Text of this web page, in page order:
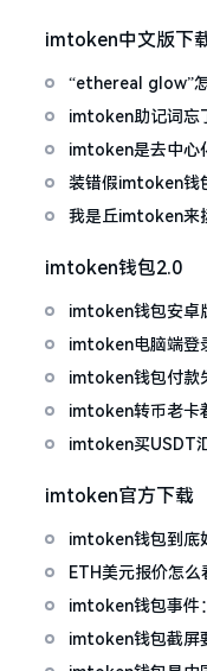
imtoken中文版下
“ethereal glow”
的私房话
imtoken助记词忘
imtoken是去中心
装错假imtoken钱
招能救急
我是丘imtoken来
imtoken钱包2.0
imtoken钱包安卓
imtoken电脑端登
imtoken钱包付款
imtoken转币老卡
imtoken买USDT
imtoken官方下载
imtoken钱包到底
体验
ETH美元报价怎
imtoken钱包事件
imtoken钱包截屏